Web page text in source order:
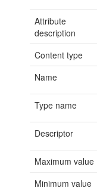
Attribute
description
Content type
Name
Type name
Descriptor
Maximum value
Minimum value